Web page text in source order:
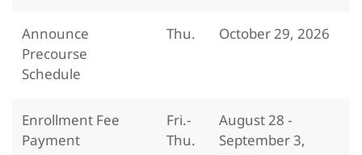
Announce
Precourse
Schedule
Thu. October 29, 2026
Enrollment Fee
Payment
Fri.-
Thu.
August 28 -
September 3,